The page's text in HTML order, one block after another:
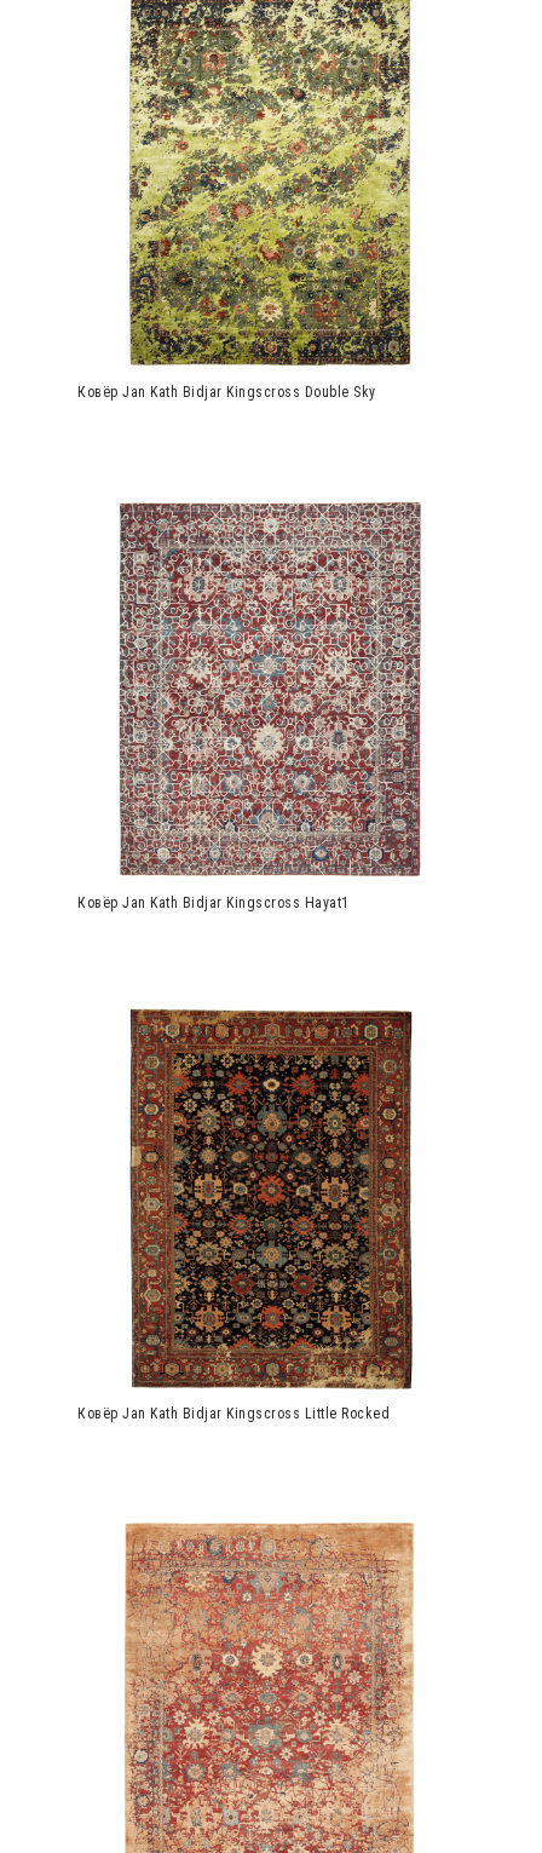
Ковёр Jan Kath Bidjar Kingscross Double Sky
Ковёр Jan Kath Bidjar Kingscross Hayat1
Ковёр Jan Kath Bidjar Kingscross Little Rocked